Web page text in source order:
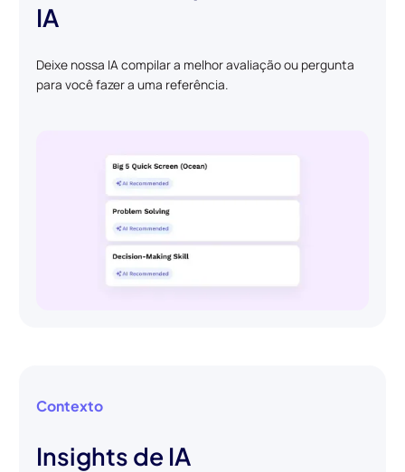
IA
Deixe nossa IA compilar a melhor avaliação ou pergunta
para você fazer a uma referência.
Contexto
Insights de IA